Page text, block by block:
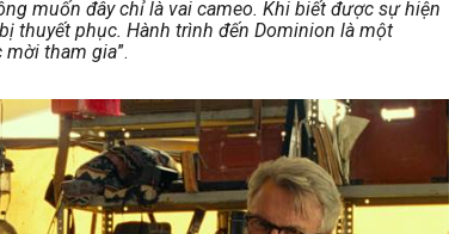
muốn đây chỉ là vai cameo. Khi biết được sự hiện
thuyết phục. Hành trình đến Dominion là một
mời tham gia”.